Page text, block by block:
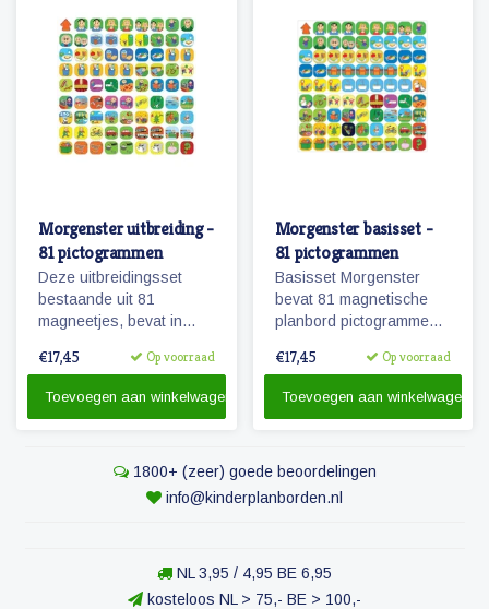
Morgenster uitbreiding -
81 pictogrammen
Deze uitbreidingsset
bestaande uit 81
magneetjes, bevat in
basisset Morgenster, alle
serie en in een ruime
pictogrammen.
€17,45 Op voorraad
Toevoegen aan winkelwagen
Morgenster basisset -
81 pictogrammen
Basisset Morgenster
bevat 81 magnetische
planbord pictogrammen
planbord Morgenster.
€17,45 Op voorraad
Toevoegen aan winkelwagen
1800+ (zeer) goede beoordelingen
info@kinderplanborden.nl
NL 3,95 / 4,95 BE 6,95
kosteloos NL > 75,- BE > 100,-